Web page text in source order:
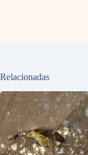
Relacionadas